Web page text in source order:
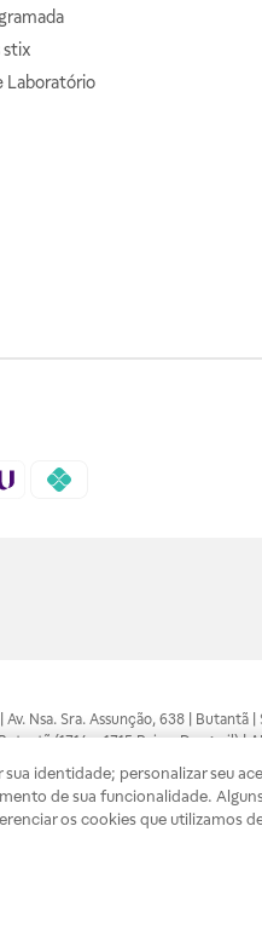
stix
Laboratório
Nsa. Sra. Assunção, 638 |
(1714 e 1715 Raia e
pelo profissional da área
divulgados no site são
que você possa realizar suas
nosso estoque.
identidade; personalizar seu
de sua funcionalidade.
os cookies que utilizamos